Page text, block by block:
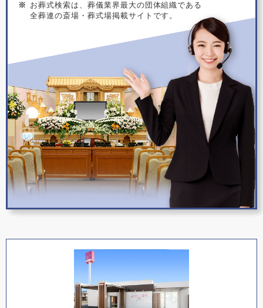
※
お葬式検索は、葬儀業界最大の団体組織である
全葬連の斎場・葬式場掲載サイトです。